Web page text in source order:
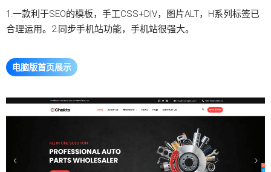
1.一款利于SEO的模板，手工CSS+DIV，图片ALT，H系列标签已
合理运用。2.同步手机站功能，手机站很强大。
电脑版首页展示